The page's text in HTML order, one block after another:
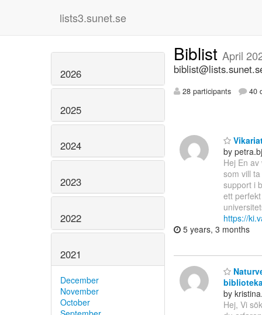
lists3.sunet.se
2026
2025
2024
2023
2022
2021
December
November
October
Biblist April
28 participants 40
by
Hej En
som vill
support i
ett
https://
5 years, 3 months
by
Hej, Vi